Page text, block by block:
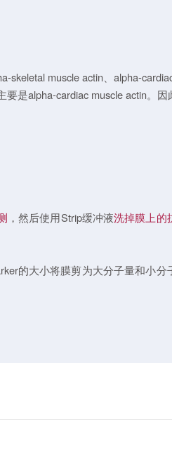
muscle actin、alpha-
是alpha-cardiac muscle actin。
，然后使用Strip缓冲液洗掉膜上的
的大小将膜剪为大分子量和小